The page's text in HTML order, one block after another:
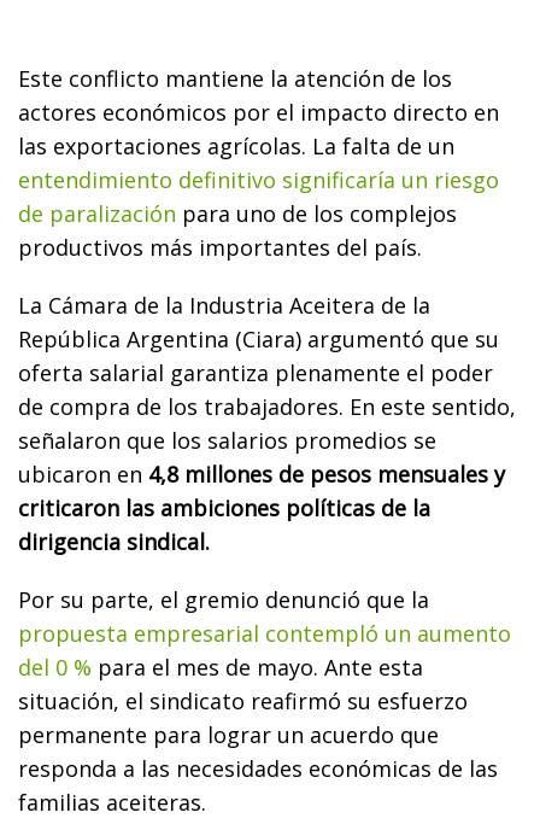
Este conflicto mantiene la atención de los
actores económicos por el impacto directo en
las exportaciones agrícolas. La falta de un
entendimiento definitivo significaría un riesgo
de paralización para uno de los complejos
productivos más importantes del país.
La Cámara de la Industria Aceitera de la
República Argentina (Ciara) argumentó que su
oferta salarial garantiza plenamente el poder
de compra de los trabajadores. En este sentido,
señalaron que los salarios promedios se
ubicaron en 4,8 millones de pesos mensuales y
criticaron las ambiciones políticas de la
dirigencia sindical.
Por su parte, el gremio denunció que la
propuesta empresarial contempló un aumento
del 0 % para el mes de mayo. Ante esta
situación, el sindicato reafirmó su esfuerzo
permanente para lograr un acuerdo que
responda a las necesidades económicas de las
familias aceiteras.